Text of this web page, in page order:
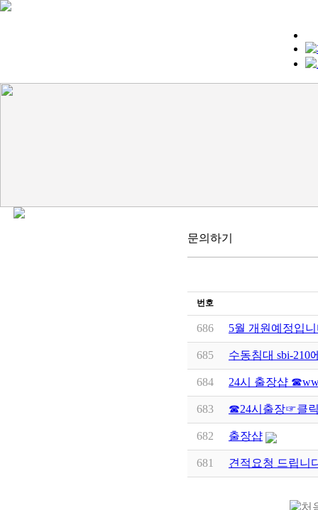
문의하기
번호
686 5월 개원예정입
685 수동침대 sbi-
684 24시 출장샵
683 ☎24시출장☞클릭
682 출장샵
681 견적요청 드립니